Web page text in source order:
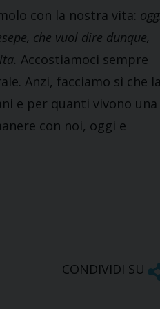
con la nostra vita:
che vuol dire dunque,
Accostiamoci sempre
Anzi, facciamo sì che
e per quanti vivono una
con noi, oggi e
CONDIVIDI SU